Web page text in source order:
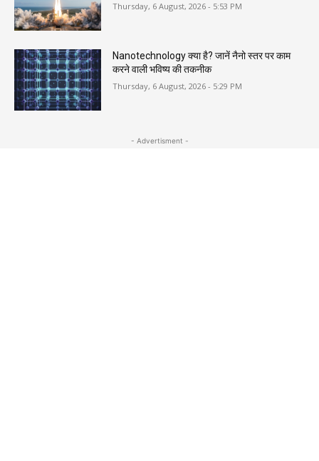
Thursday, 6 August, 2026 - 5:53 PM
Nanotechnology क्या है? जानें नैनो स्तर पर काम
करने वाली भविष्य की तकनीक
Thursday, 6 August, 2026 - 5:29 PM
- Advertisment -